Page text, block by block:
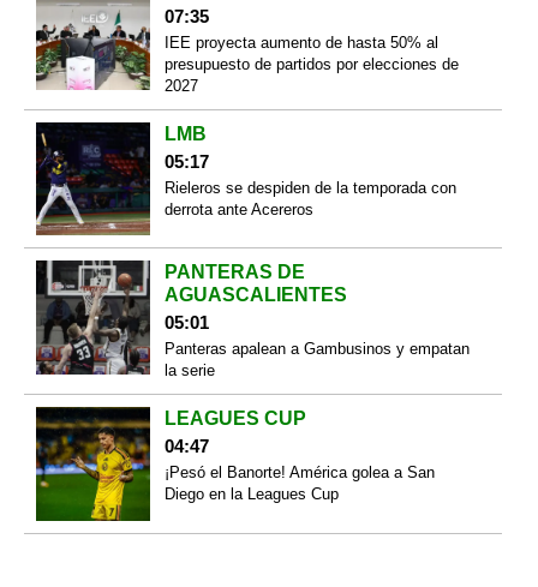
07:35
IEE proyecta aumento de hasta 50% al
presupuesto de partidos por elecciones de
2027
LMB
05:17
Rieleros se despiden de la temporada con
derrota ante Acereros
PANTERAS DE
AGUASCALIENTES
05:01
Panteras apalean a Gambusinos y empatan
la serie
LEAGUES CUP
04:47
¡Pesó el Banorte! América golea a San
Diego en la Leagues Cup